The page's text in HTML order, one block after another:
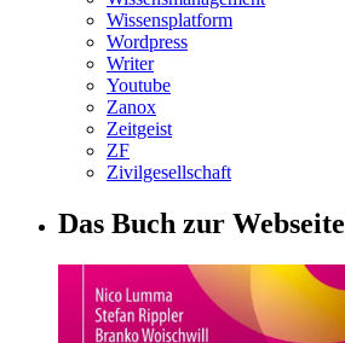
Wissensplatform
Wordpress
Writer
Youtube
Zanox
Zeitgeist
ZF
Zivilgesellschaft
Das Buch zur Webseite